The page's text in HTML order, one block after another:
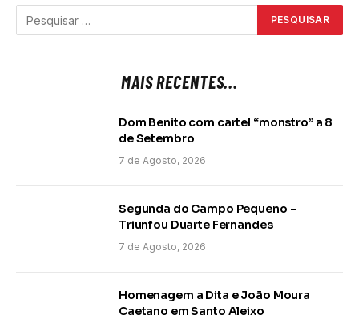
MAIS RECENTES...
Dom Benito com cartel “monstro” a 8
de Setembro
7 de Agosto, 2026
Segunda do Campo Pequeno –
Triunfou Duarte Fernandes
7 de Agosto, 2026
Homenagem a Dita e João Moura
Caetano em Santo Aleixo